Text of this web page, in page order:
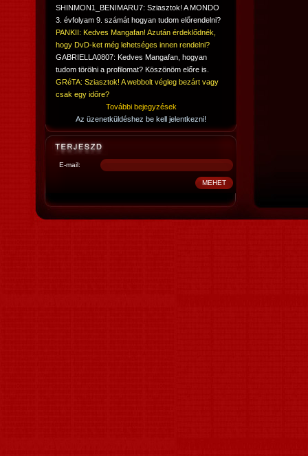
SHINMON1_BENIMARU7: Sziasztok! A MONDO
3. évfolyam 9. számát hogyan tudom előrendelni?
PANKII: Kedves Mangafan! Azután érdeklődnék,
hogy DvD-ket még lehetséges innen rendelni?
GABRIELLA0807: Kedves Mangafan, hogyan
tudom törölni a profilomat? Köszönöm előre is.
GRéTA: Sziasztok! A webbolt végleg bezárt vagy
csak egy időre?
További bejegyzések
Az üzenetküldéshez be kell jelentkezni!
E-mail: